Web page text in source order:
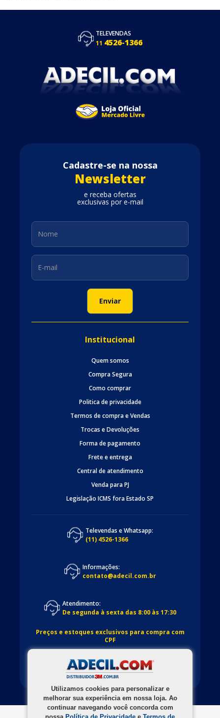
Utilizamos cookies para personalizar e
melhorar sua experiência em nossa loja. Ao
continuar navegando você concorda com
TELEVENDAS
11 4526-1366
Cadastre-se na nossa
Newsletter
e receba ofertas
exclusivas por e-mail
Institucional
Quem somos
Compra Segura
Como comprar
Politica de privacidade
Termos de compra e Vendas
Trocas e Devoluções
Forma de pagamento
Frete e entrega
Central de atendimento
Venda para PJ
Legislação ICMS fora Estado SP
Televendas e Whatsapp:
(11) 4526-1366
Informações:
contato@adecil.com.br
Atendimento:
De segunda à sexta das 8:00 às 17:30
Preços e estoques exclusivos para compra com
CPF